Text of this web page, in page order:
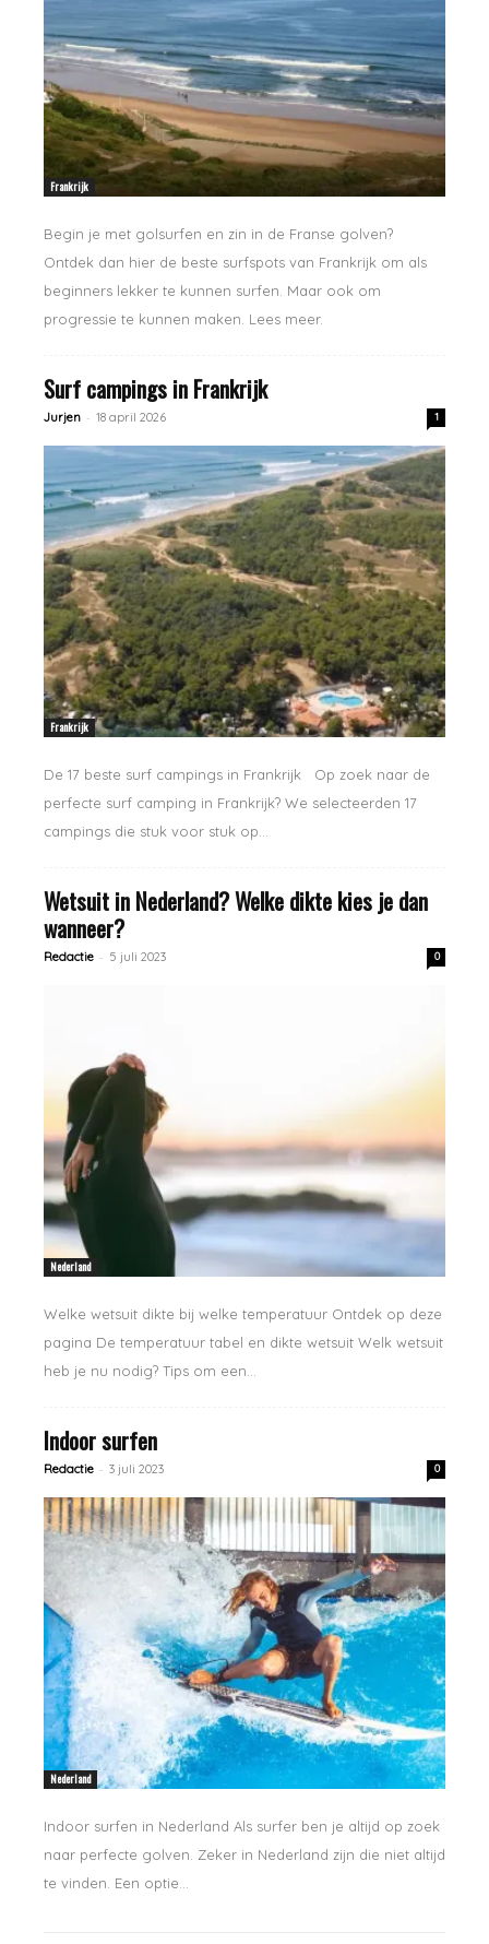
Frankrijk
Begin je met golsurfen en zin in de Franse golven?
Ontdek dan hier de beste surfspots van Frankrijk om als
beginners lekker te kunnen surfen. Maar ook om
progressie te kunnen maken. Lees meer.
Surf campings in Frankrijk
Jurjen - 18 april 2026 1
Frankrijk
De 17 beste surf campings in Frankrijk Op zoek naar de
perfecte surf camping in Frankrijk? We selecteerden 17
campings die stuk voor stuk op...
Wetsuit in Nederland? Welke dikte kies je dan
wanneer?
Redactie - 5 juli 2023 0
Nederland
Welke wetsuit dikte bij welke temperatuur Ontdek op deze
pagina De temperatuur tabel en dikte wetsuit Welk wetsuit
heb je nu nodig? Tips om een...
Indoor surfen
Redactie - 3 juli 2023 0
Nederland
Indoor surfen in Nederland Als surfer ben je altijd op zoek
naar perfecte golven. Zeker in Nederland zijn die niet altijd
te vinden. Een optie...